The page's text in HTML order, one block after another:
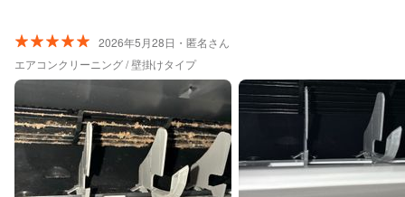
2026年5月28日・匿名さん
エアコンクリーニング / 壁掛けタイプ